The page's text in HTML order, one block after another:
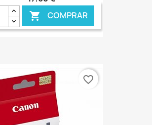
 COMPRAR
favorite_border